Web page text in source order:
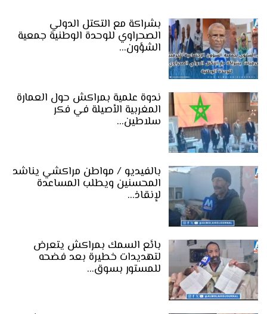
بشراكة مع التكتل الدولي
الصحراوي للوحدة الوطنية جمعية
الشؤون…
ندوة علمية بمراكش حول العمارة
المغربية الأصيلة في فكر
سلاطين…
بالفيديو / مواطن مراكشي يناشد
المحسنين ويطلب المساعدة
لإنقاذ…
بائع السمك بمراكش يتعرض
لتهديدات خطيرة بعد فضحه
للمستور بسوق…